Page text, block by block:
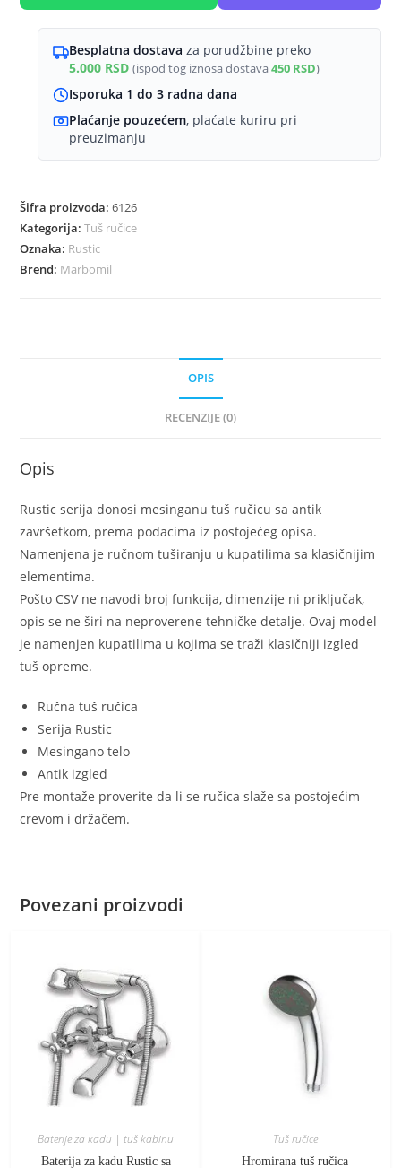
Besplatna dostava za porudžbine preko
5.000 RSD (ispod tog iznosa dostava450 RSD)
Isporuka 1 do 3 radna dana
Plaćanje pouzećem, plaćate kuriru pri
preuzimanju
Šifra proizvoda:6126
Kategorija:Tuš ručice
Oznaka: Rustic
Brend: Marbomil
OPIS
RECENZIJE (0)
Opis
Rustic serija donosi mesinganu tuš ručicu sa antik
završetkom, prema podacima iz postojećeg opisa.
Namenjena je ručnom tuširanju u kupatilima sa klasičnijim
elementima.
Pošto CSV ne navodi broj funkcija, dimenzije ni priključak,
opis se ne širi na neproverene tehničke detalje. Ovaj model
je namenjen kupatilima u kojima se traži klasičniji izgled
tuš opreme.
Ručna tuš ručica
Serija Rustic
Mesingano telo
Antik izgled
Pre montaže proverite da li se ručica slaže sa postojećim
crevom i držačem.
Povezani proizvodi
Baterije za kadu | tuš kabinu
Baterija za kadu Rustic sa
Tuš ručice
Hromirana tuš ručica